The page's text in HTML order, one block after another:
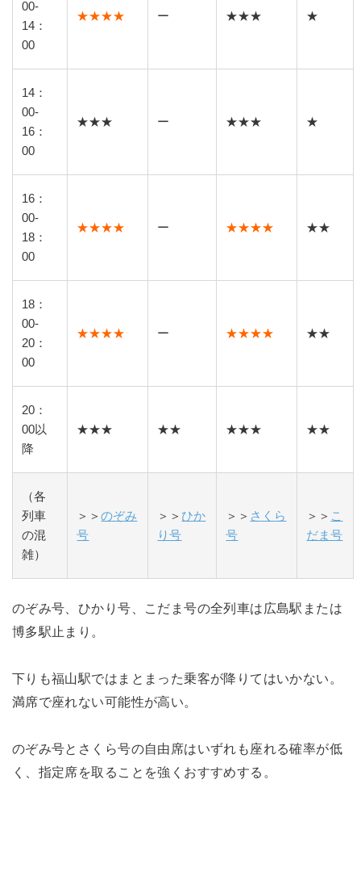
00-
14：
00
★★★★ ー ★★★ ★
14：
00-
16：
00
★★★ ー ★★★ ★
16：
00-
18：
00
★★★★ ー ★★★★ ★★
18：
00-
20：
00
★★★★ ー ★★★★ ★★
20：
00以
降
★★★ ★★ ★★★ ★★
（各
列車
の混
雑）
＞＞のぞみ
号
＞＞ひか
り号
＞＞ さくら
号
＞＞ こ
だま号
のぞみ号、ひかり号、こだま号の全列車は広島駅または
博多駅止まり。
下りも福山駅ではまとまった乗客が降りてはいかない。
満席で座れない可能性が高い。
のぞみ号とさくら号の自由席はいずれも座れる確率が低
く、指定席を取ることを強くおすすめする。